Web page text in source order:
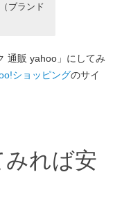
ブランド
通販 yahoo」にしてみ
ショッピングのサイ
みれば安